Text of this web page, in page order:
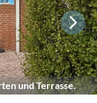
und Terrasse.